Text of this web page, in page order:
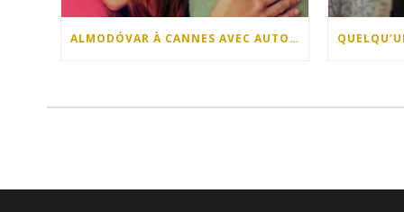
ALMODÓVAR À CANNES AVEC AUTOFICTION !